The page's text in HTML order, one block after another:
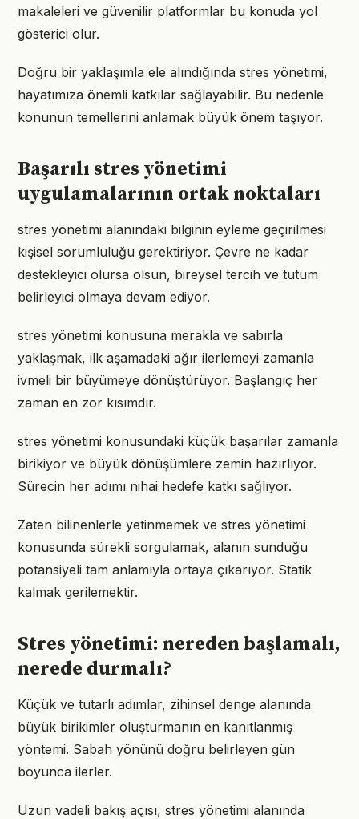
makaleleri ve güvenilir platformlar bu konuda yol
gösterici olur.
Doğru bir yaklaşımla ele alındığında stres yönetimi,
hayatımıza önemli katkılar sağlayabilir. Bu nedenle
konunun temellerini anlamak büyük önem taşıyor.
Başarılı stres yönetimi
uygulamalarının ortak noktaları
stres yönetimi alanındaki bilginin eyleme geçirilmesi
kişisel sorumluluğu gerektiriyor. Çevre ne kadar
destekleyici olursa olsun, bireysel tercih ve tutum
belirleyici olmaya devam ediyor.
stres yönetimi konusuna merakla ve sabırla
yaklaşmak, ilk aşamadaki ağır ilerlemeyi zamanla
ivmeli bir büyümeye dönüştürüyor. Başlangıç her
zaman en zor kısımdır.
stres yönetimi konusundaki küçük başarılar zamanla
birikiyor ve büyük dönüşümlere zemin hazırlıyor.
Sürecin her adımı nihai hedefe katkı sağlıyor.
Zaten bilinenlerle yetinmemek ve stres yönetimi
konusunda sürekli sorgulamak, alanın sunduğu
potansiyeli tam anlamıyla ortaya çıkarıyor. Statik
kalmak gerilemektir.
Stres yönetimi: nereden başlamalı,
nerede durmalı?
Küçük ve tutarlı adımlar, zihinsel denge alanında
büyük birikimler oluşturmanın en kanıtlanmış
yöntemi. Sabah yönünü doğru belirleyen gün
boyunca ilerler.
Uzun vadeli bakış açısı, stres yönetimi alanında